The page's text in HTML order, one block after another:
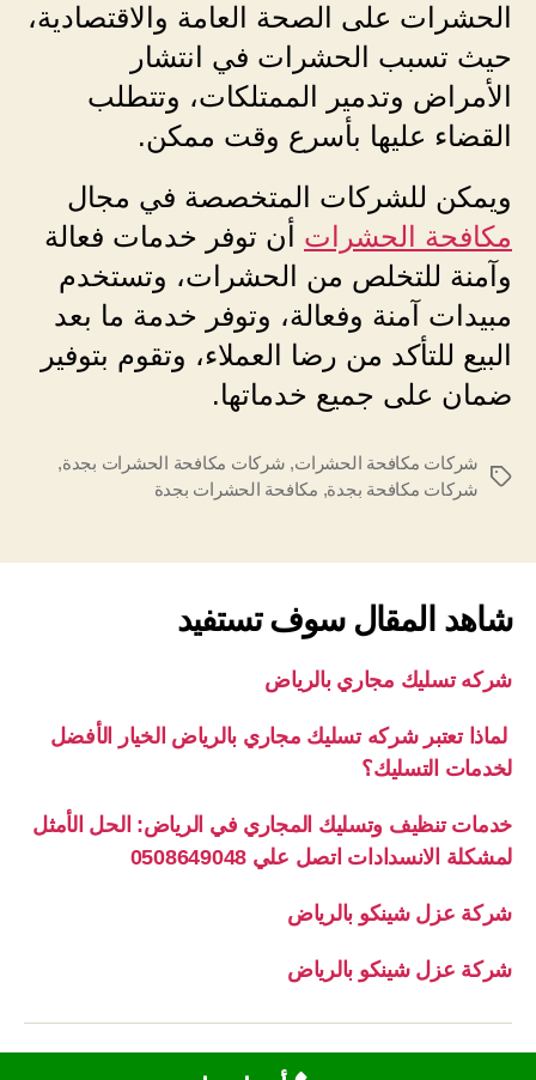
الحشرات على الصحة العامة والاقتصادية،
حيث تسبب الحشرات في انتشار
الأمراض وتدمير الممتلكات، وتتطلب
القضاء عليها بأسرع وقت ممكن.
ويمكن للشركات المتخصصة في مجال
مكافحة الحشرات أن توفر خدمات فعالة
وآمنة للتخلص من الحشرات، وتستخدم
مبيدات آمنة وفعالة، وتوفر خدمة ما بعد
البيع للتأكد من رضا العملاء، وتقوم بتوفير
ضمان على جميع خدماتها.
الوسوم
شركات مكافحة الحشرات, شركات مكافحة الحشرات بجدة,
شركات مكافحة بجدة, مكافحة الحشرات بجدة
شاهد المقال سوف تستفيد
شركه تسليك مجاري بالرياض
لماذا تعتبر شركه تسليك مجاري بالرياض الخيار الأفضل
لخدمات التسليك؟
خدمات تنظيف وتسليك المجاري في الرياض: الحل الأمثل
لمشكلة الانسدادات اتصل علي 0508649048
شركة عزل شينكو بالرياض
شركة عزل شينكو بالرياض